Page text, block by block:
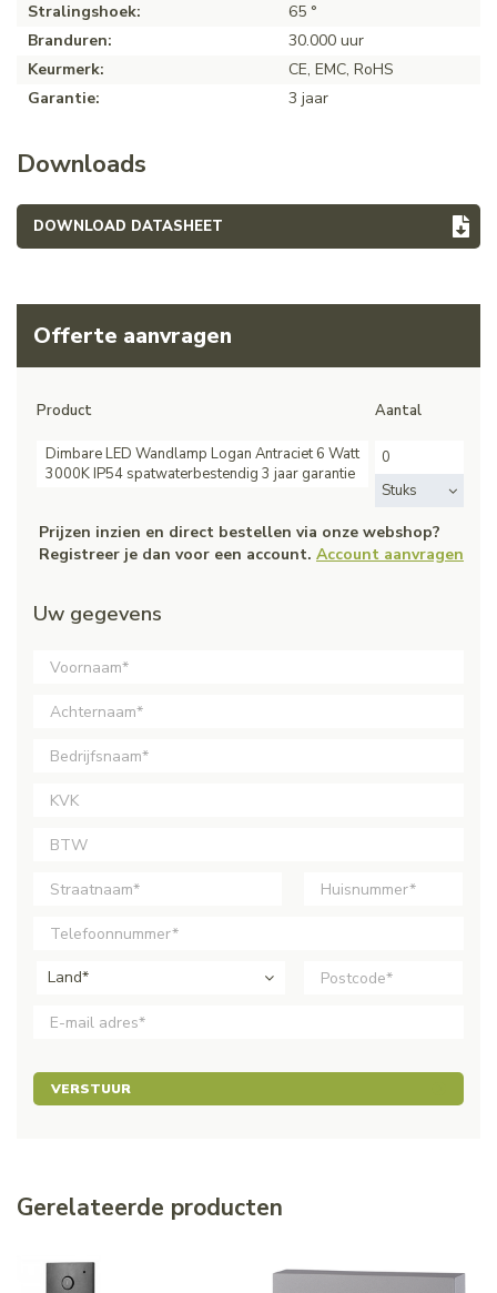
Stralingshoek:
65 °
Branduren:
30.000 uur
Keurmerk:
CE, EMC, RoHS
Garantie:
3 jaar
Downloads
DOWNLOAD DATASHEET
Offerte aanvragen
Product Aantal
Dimbare LED Wandlamp Logan Antraciet 6 Watt
3000K IP54 spatwaterbestendig 3 jaar garantie
Stuks
Prijzen inzien en direct bestellen via onze webshop?
Registreer je dan voor een account. Account aanvragen
Uw gegevens
Land*
VERSTUUR
Gerelateerde producten